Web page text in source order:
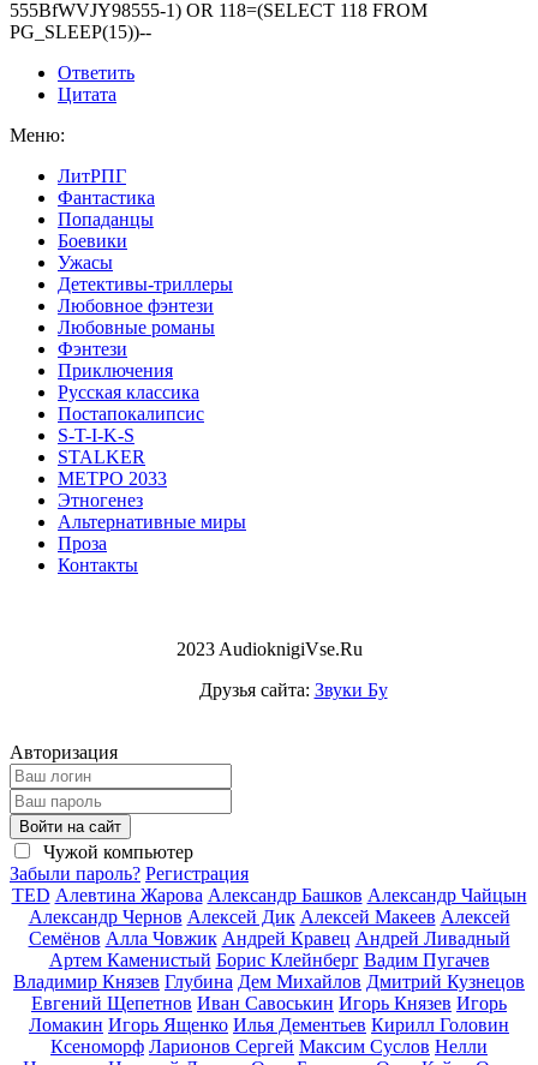
555BfWVJY98555-1) OR 118=(SELECT 118 FROM
PG_SLEEP(15))--
Ответить
Цитата
Меню:
ЛитРПГ
Фантастика
Попаданцы
Боевики
Ужасы
Детективы-триллеры
Любовное фэнтези
Любовные романы
Фэнтези
Приключения
Русская классика
Постапокалипсис
S-T-I-K-S
STALKER
МЕТРО 2033
Этногенез
Альтернативные миры
Проза
Контакты
2023 AudioknigiVse.Ru
Друзья сайта: Звуки Бу
Авторизация
Войти на сайт
Чужой компьютер
Забыли пароль? Регистрация
TED Алевтина Жарова Александр Башков Александр Чайцын
Александр Чернов Алексей Дик Алексей Макеев Алексей
Семёнов Алла Човжик Андрей Кравец Андрей Ливадный
Артем Каменистый Борис Клейнберг Вадим Пугачев
Владимир Князев Глубина Дем Михайлов Дмитрий Кузнецов
Евгений Щепетнов Иван Савоськин Игорь Князев Игорь
Ломакин Игорь Ященко Илья Дементьев Кирилл Головин
Ксеноморф Ларионов Сергей Максим Суслов Нелли